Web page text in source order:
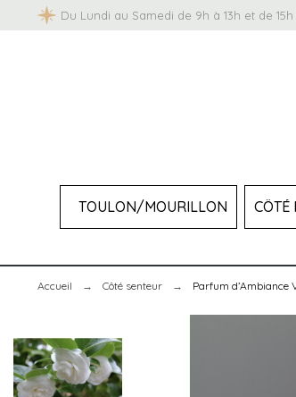
Du Lundi au Samedi de 9h à 13h et de
TOULON/MOURILLON CÔTÉ
Accueil Côté senteur Parfum d’Ambiance